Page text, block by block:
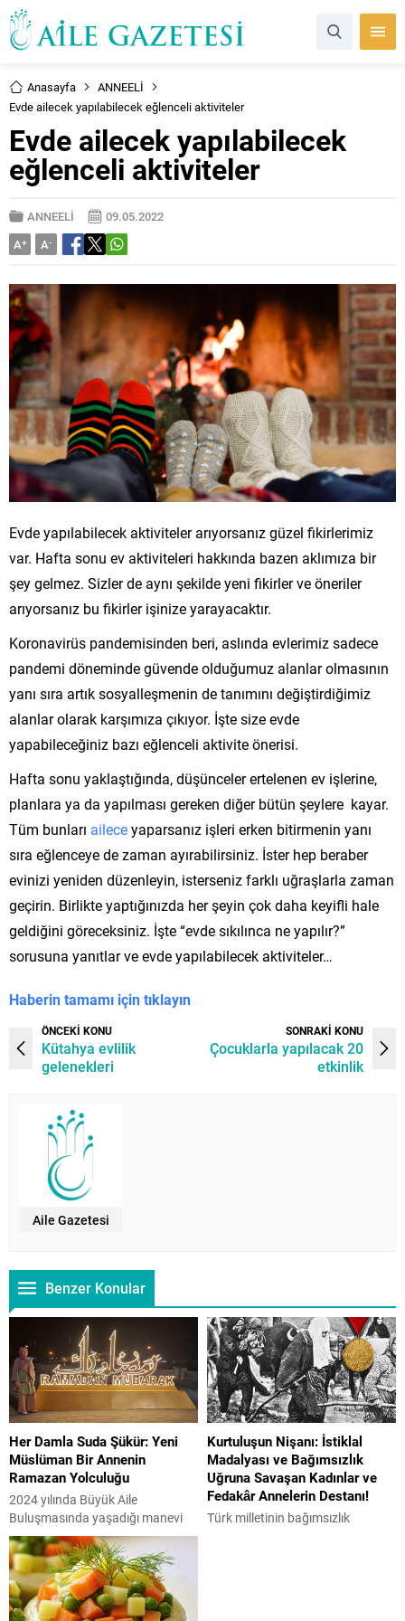
Anasayfa
ANNEELİ
Evde ailecek yapılabilecek eğlenceli aktiviteler
Evde ailecek yapılabilecek
eğlenceli aktiviteler
ANNEELİ
09.05.2022
A+ A-
Evde yapılabilecek aktiviteler arıyorsanız güzel fikirlerimiz
var. Hafta sonu ev aktiviteleri hakkında bazen aklımıza bir
şey gelmez. Sizler de aynı şekilde yeni fikirler ve öneriler
arıyorsanız bu fikirler işinize yarayacaktır.
Koronavirüs pandemisinden beri, aslında evlerimiz sadece
pandemi döneminde güvende olduğumuz alanlar olmasının
yanı sıra artık sosyalleşmenin de tanımını değiştirdiğimiz
alanlar olarak karşımıza çıkıyor. İşte size evde
yapabileceğiniz bazı eğlenceli aktivite önerisi.
Hafta sonu yaklaştığında, düşünceler ertelenen ev işlerine,
planlara ya da yapılması gereken diğer bütün şeylere kayar.
Tüm bunları aileceyaparsanız işleri erken bitirmenin yanı
sıra eğlenceye de zaman ayırabilirsiniz. İster hep beraber
evinizi yeniden düzenleyin, isterseniz farklı uğraşlarla zaman
geçirin. Birlikte yaptığınızda her şeyin çok daha keyifli hale
geldiğini göreceksiniz. İşte “evde sıkılınca ne yapılır?”
sorusuna yanıtlar ve evde yapılabilecek aktiviteler…
Haberin tamamı için tıklayın
ÖNCEKİ KONU
Kütahya evlilik
gelenekleri
SONRAKİ KONU
Çocuklarla yapılacak 20
etkinlik
Aile Gazetesi
Benzer Konular
Her Damla Suda Şükür: Yeni
Müslüman Bir Annenin
Ramazan Yolculuğu
2024 yılında Büyük Aile
Buluşmasında yaşadığı manevi
dönüşüm sürecini anlatan Macar
aktivist Reka Szilagyi, Ramazan
ayı ve orucun hayatındaki
anlamını, aile bağları üzerindeki
etkisini Aile Gazetesi’ne anlattı.
Kurtuluşun Nişanı: İstiklal
Madalyası ve Bağımsızlık
Uğruna Savaşan Kadınlar ve
Fedakâr Annelerin Destanı!
Türk milletinin bağımsızlık